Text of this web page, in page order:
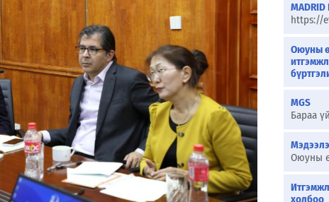
https://
Оюуны
MGS
Бараа
Оюуны
холбоо